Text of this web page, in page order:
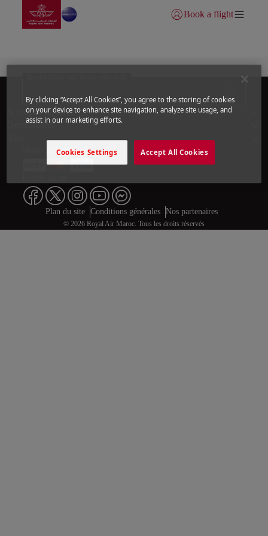
Saut au contenu principal
Aller à la page accueil
Se connecter | S’inscrire)
Book a flight
Bas de page
À propos de nous
Destinations
Modes de paiement
Web map links
$Title.getData()
Plan du site Conditions générales Nos partenaires
© 2026 Royal Air Maroc. Tous les droits réservés
By clicking “Accept All Cookies”, you agree to the storing of cookies
on your device to enhance site navigation, analyze site usage, and
assist in our marketing efforts.
Accept All Cookies
Cookies Settings